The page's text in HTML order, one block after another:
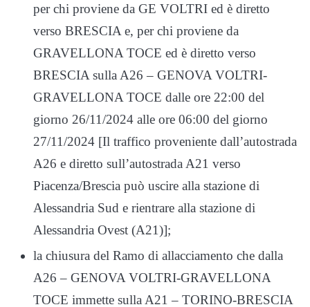
per chi proviene da GE VOLTRI ed è diretto
verso BRESCIA e, per chi proviene da
GRAVELLONA TOCE ed è diretto verso
BRESCIA sulla A26 – GENOVA VOLTRI-
GRAVELLONA TOCE dalle ore 22:00 del
giorno 26/11/2024 alle ore 06:00 del giorno
27/11/2024 [Il traffico proveniente dall’autostrada
A26 e diretto sull’autostrada A21 verso
Piacenza/Brescia può uscire alla stazione di
Alessandria Sud e rientrare alla stazione di
Alessandria Ovest (A21)];
la chiusura del Ramo di allacciamento che dalla
A26 – GENOVA VOLTRI-GRAVELLONA
TOCE immette sulla A21 – TORINO-BRESCIA